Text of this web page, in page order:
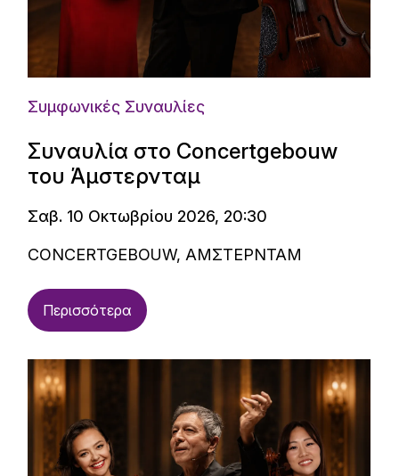
Συμφωνικές Συναυλίες
Συναυλία στο Concertgebouw
του Άμστερνταμ
Σαβ. 10 Οκτωβρίου 2026, 20:30
CONCERTGEBOUW, ΑΜΣΤΕΡΝΤΑΜ
Περισσότερα